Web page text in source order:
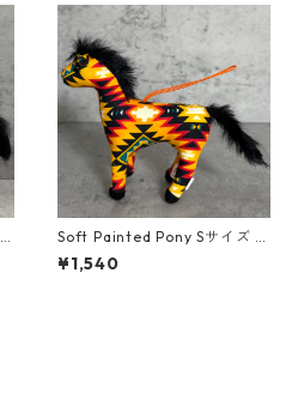
Soft Painted Pony Sサイズ U
SA FABRIC＃104
¥1,540